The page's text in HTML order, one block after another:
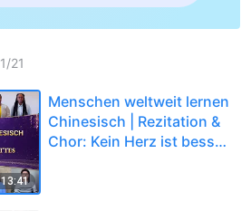
1/21
13:41
Menschen weltweit lernen
Chinesisch | Rezitation &
Chor: Kein Herz ist besser